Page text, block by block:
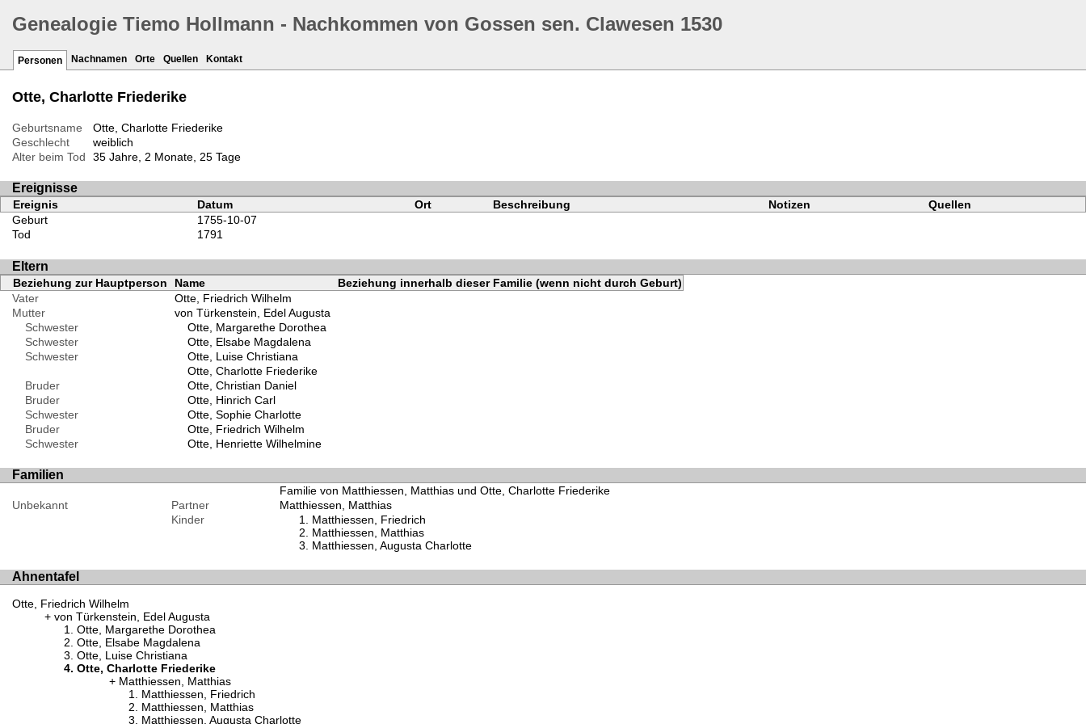
Genealogie Tiemo Hollmann - Nachkommen von Gossen sen. Clawesen 1530
Personen Nachnamen Orte Quellen Kontakt
Otte, Charlotte Friederike
Geburtsname
Otte, Charlotte Friederike
Geschlecht
weiblich
Alter beim Tod
35 Jahre, 2 Monate, 25 Tage
Ereignisse
Ereignis Datum Ort Beschreibung Notizen
Quellen
Geburt
1755-10-07
Tod
1791
Eltern
Beziehung zur Hauptperson Name
Beziehung innerhalb dieser Familie (wenn nicht durch Geburt)
Vater
Otte, Friedrich Wilhelm
Mutter
von Türkenstein, Edel Augusta
Schwester
Otte, Margarethe Dorothea
Schwester
Otte, Elsabe Magdalena
Schwester
Otte, Luise Christiana
Otte, Charlotte Friederike
Bruder
Otte, Christian Daniel
Bruder
Otte, Hinrich Carl
Schwester
Otte, Sophie Charlotte
Bruder
Otte, Friedrich Wilhelm
Schwester
Otte, Henriette Wilhelmine
Familien
Familie von Matthiessen, Matthias und Otte, Charlotte Friederike
Unbekannt
Partner
Matthiessen, Matthias
Kinder
Matthiessen, Friedrich
Matthiessen, Matthias
Matthiessen, Augusta Charlotte
Ahnentafel
Otte, Friedrich Wilhelm
von Türkenstein, Edel Augusta
Otte, Margarethe Dorothea
Otte, Elsabe Magdalena
Otte, Luise Christiana
Otte, Charlotte Friederike
Matthiessen, Matthias
Matthiessen, Friedrich
Matthiessen, Matthias
Matthiessen, Augusta Charlotte